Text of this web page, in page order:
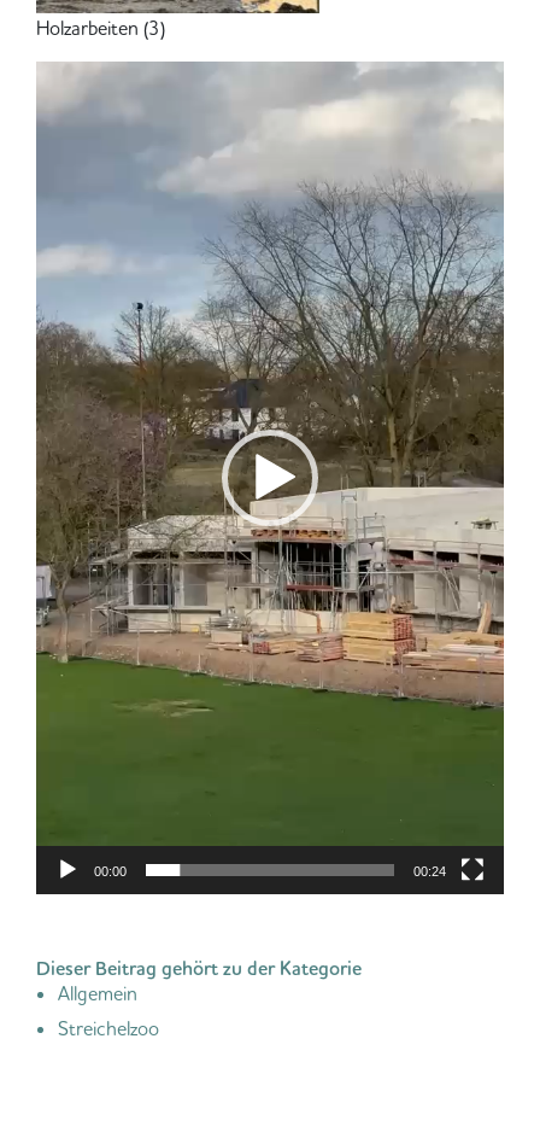
Holzarbeiten (3)
Video-
Player
00:00 00:24
Dieser Beitrag gehört zu der Kategorie
Allgemein
Streichelzoo